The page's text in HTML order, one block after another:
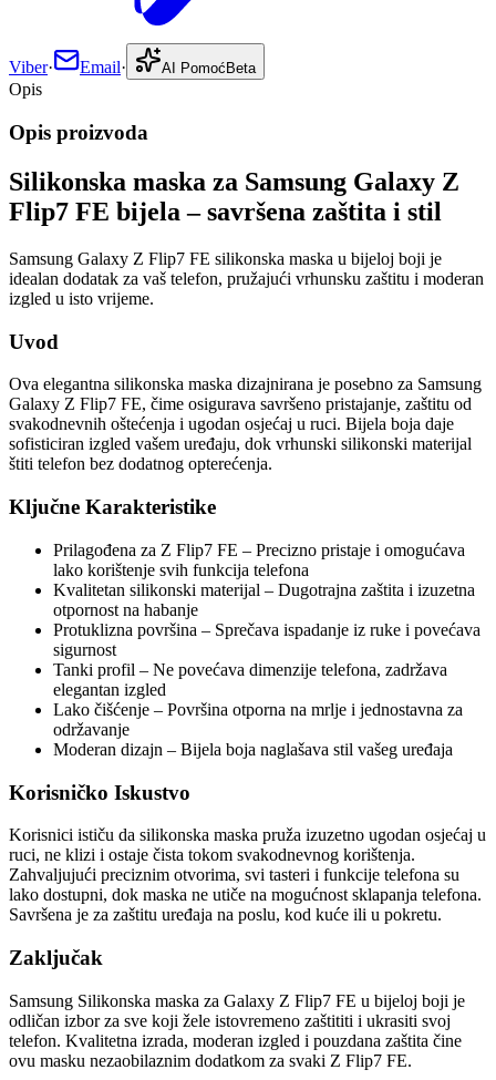
Viber· Email· AI Pomoć Beta
Opis
Opis proizvoda
Silikonska maska za Samsung Galaxy Z
Flip7 FE bijela – savršena zaštita i stil
Samsung Galaxy Z Flip7 FE silikonska maska u bijeloj boji je
idealan dodatak za vaš telefon, pružajući vrhunsku zaštitu i moderan
izgled u isto vrijeme.
Uvod
Ova elegantna silikonska maska dizajnirana je posebno za Samsung
Galaxy Z Flip7 FE, čime osigurava savršeno pristajanje, zaštitu od
svakodnevnih oštećenja i ugodan osjećaj u ruci. Bijela boja daje
sofisticiran izgled vašem uređaju, dok vrhunski silikonski materijal
štiti telefon bez dodatnog opterećenja.
Ključne Karakteristike
Prilagođena za Z Flip7 FE – Precizno pristaje i omogućava
lako korištenje svih funkcija telefona
Kvalitetan silikonski materijal – Dugotrajna zaštita i izuzetna
otpornost na habanje
Protuklizna površina – Sprečava ispadanje iz ruke i povećava
sigurnost
Tanki profil – Ne povećava dimenzije telefona, zadržava
elegantan izgled
Lako čišćenje – Površina otporna na mrlje i jednostavna za
održavanje
Moderan dizajn – Bijela boja naglašava stil vašeg uređaja
Korisničko Iskustvo
Korisnici ističu da silikonska maska pruža izuzetno ugodan osjećaj u
ruci, ne klizi i ostaje čista tokom svakodnevnog korištenja.
Zahvaljujući preciznim otvorima, svi tasteri i funkcije telefona su
lako dostupni, dok maska ne utiče na mogućnost sklapanja telefona.
Savršena je za zaštitu uređaja na poslu, kod kuće ili u pokretu.
Zaključak
Samsung Silikonska maska za Galaxy Z Flip7 FE u bijeloj boji je
odličan izbor za sve koji žele istovremeno zaštititi i ukrasiti svoj
telefon. Kvalitetna izrada, moderan izgled i pouzdana zaštita čine
ovu masku nezaobilaznim dodatkom za svaki Z Flip7 FE.